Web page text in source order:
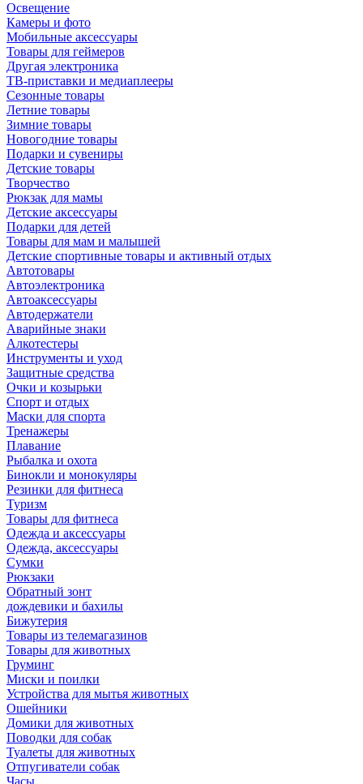
Освещение
Камеры и фото
Мобильные аксессуары
Товары для геймеров
Другая электроника
ТВ-приставки и медиаплееры
Сезонные товары
Летние товары
Зимние товары
Новогодние товары
Подарки и сувениры
Детские товары
Творчество
Рюкзак для мамы
Детские аксессуары
Подарки для детей
Товары для мам и малышей
Детские спортивные товары и активный отдых
Автотовары
Автоэлектроника
Автоаксессуары
Автодержатели
Аварийные знаки
Алкотестеры
Инструменты и уход
Защитные средства
Очки и козырьки
Спорт и отдых
Маски для спорта
Тренажеры
Плавание
Рыбалка и охота
Бинокли и монокуляры
Резинки для фитнеса
Туризм
Товары для фитнеса
Одежда и аксессуары
Одежда, аксессуары
Сумки
Рюкзаки
Обратный зонт
дождевики и бахилы
Бижутерия
Товары из телемагазинов
Товары для животных
Груминг
Миски и поилки
Устройства для мытья животных
Ошейники
Домики для животных
Поводки для собак
Туалеты для животных
Отпугиватели собак
Часы